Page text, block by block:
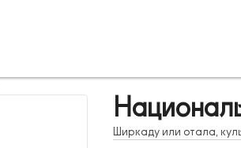
Ширкаду или отала,